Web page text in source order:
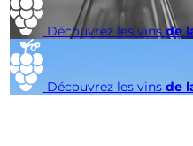
Découvrez les vins de
Découvrez les vins de